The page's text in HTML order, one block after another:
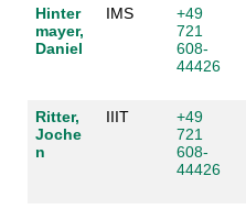
Hinter
mayer,
Daniel
IMS
+49
721
608-
44426
Ritter,
Joche
n
IIIT
+49
721
608-
44426